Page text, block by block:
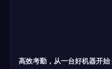
高效考勤，从一台好机器开